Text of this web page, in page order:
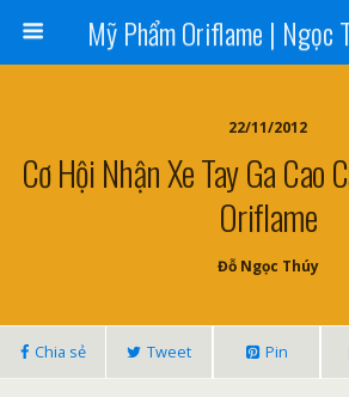
Mỹ Phẩm Oriflame | Ngọc
22/11/2012
Cơ Hội Nhận Xe Tay Ga Cao
Oriflame
Đỗ Ngọc Thúy
Chia sẻ Tweet Pin